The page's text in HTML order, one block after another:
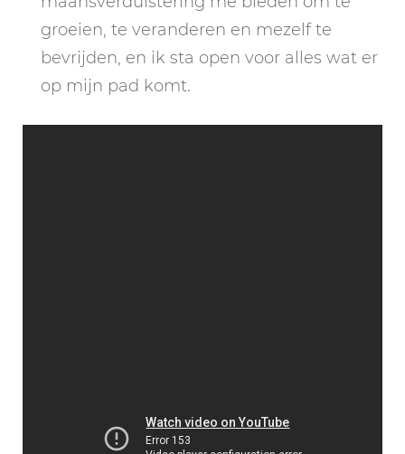
groeien, te veranderen en mezelf te
bevrijden, en ik sta open voor alles wat er
op mijn pad komt.